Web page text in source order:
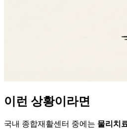
이런 상황이라면
국내 종합재활센터 중에는 물리치